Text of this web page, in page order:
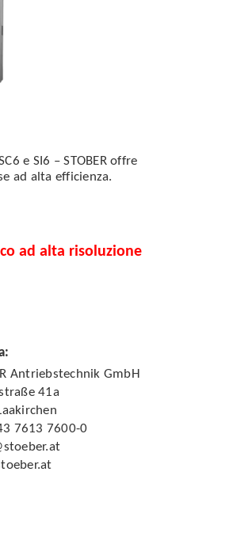
e SI6 – STOBER offre
ad alta efficienza.
ad alta risoluzione
:
Antriebstechnik GmbH
41a
7613 7600-0